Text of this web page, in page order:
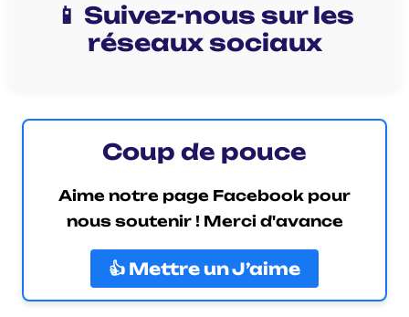
📱 Suivez-nous sur les
réseaux sociaux
Coup de pouce
Aime notre page Facebook pour
nous soutenir ! Merci d'avance
👍 Mettre un J’aime